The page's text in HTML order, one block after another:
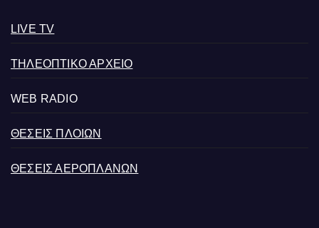
LIVE TV
ΤΗΛΕΟΠΤΙΚΟ ΑΡΧΕΙΟ
WEB RADIO
ΘΕΣΕΙΣ ΠΛΟΙΩΝ
ΘΕΣΕΙΣ ΑΕΡΟΠΛΑΝΩΝ